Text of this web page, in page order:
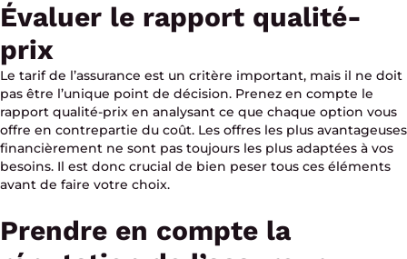
Évaluer le rapport qualité-
prix
Le tarif de l’assurance est un critère important, mais il ne doit
pas être l’unique point de décision. Prenez en compte le
rapport qualité-prix en analysant ce que chaque option vous
offre en contrepartie du coût. Les offres les plus avantageuses
financièrement ne sont pas toujours les plus adaptées à vos
besoins. Il est donc crucial de bien peser tous ces éléments
avant de faire votre choix.
Prendre en compte la